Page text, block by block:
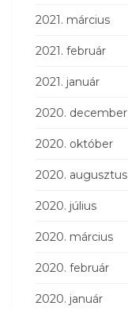
2021. március
2021. február
2021. január
2020. december
2020. október
2020. augusztus
2020. július
2020. március
2020. február
2020. január